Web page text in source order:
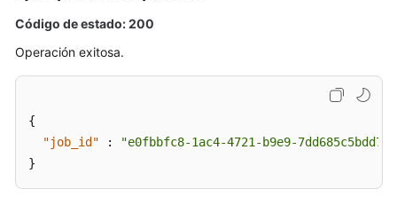
de
datos
contraseña
base
Código de estado: 200
Operación exitosa.
{
"job_id"
:
"e0fbbfc8-1ac4-4721-b9e9-7dd685c5bdd7"
}